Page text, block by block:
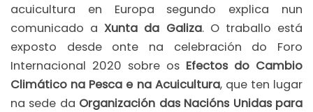
acuicultura en Europa segundo explica nun
comunicado a Xunta da Galiza. O traballo está
exposto desde onte na celebración do Foro
Internacional 2020 sobre os Efectos do Cambio
Climático na Pesca e na Acuicultura, que ten lugar
na sede da Organización das Nacións Unidas para